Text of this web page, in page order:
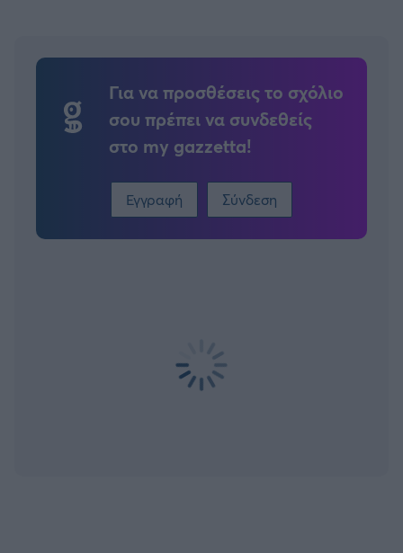
Για να προσθέσεις το σχόλιο
σου πρέπει να συνδεθείς
στο my gazzetta!
Εγγραφή Σύνδεση